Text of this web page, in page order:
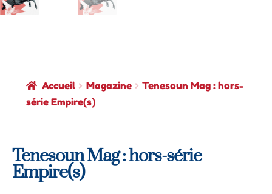
Accueil Magazine
Tenesoun Mag : hors-
série Empire(s)
Tenesoun Mag : hors-série
Empire(s)